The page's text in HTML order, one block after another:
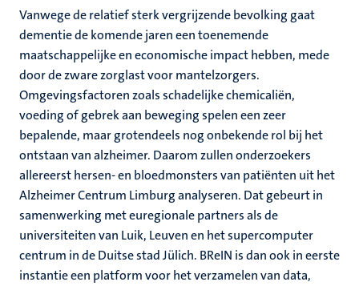
Vanwege de relatief sterk vergrijzende bevolking gaat
dementie de komende jaren een toenemende
maatschappelijke en economische impact hebben, mede
door de zware zorglast voor mantelzorgers.
Omgevingsfactoren zoals schadelijke chemicaliën,
voeding of gebrek aan beweging spelen een zeer
bepalende, maar grotendeels nog onbekende rol bij het
ontstaan van alzheimer. Daarom zullen onderzoekers
allereerst hersen- en bloedmonsters van patiënten uit het
Alzheimer Centrum Limburg analyseren. Dat gebeurt in
samenwerking met euregionale partners als de
universiteiten van Luik, Leuven en het supercomputer
centrum in de Duitse stad Jülich. BReIN is dan ook in eerste
instantie een platform voor het verzamelen van data,